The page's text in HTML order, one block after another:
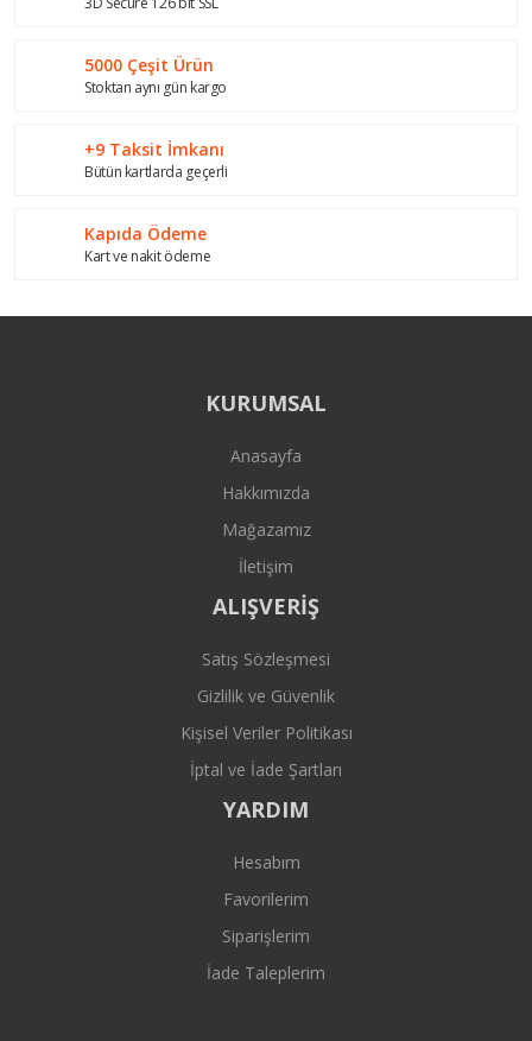
Bu ürüne benzer farklı alternatifler olmalı.
5000 Çeşit Ürün
Stoktan aynı gün kargo
+9 Taksit İmkanı
Bütün kartlarda geçerli
Kapıda Ödeme
Kart ve nakit ödeme
KURUMSAL
Anasayfa
Hakkımızda
Mağazamız
İletişim
ALIŞVERİŞ
Satış Sözleşmesi
Gizlilik ve Güvenlik
Kişisel Veriler Politikası
İptal ve İade Şartları
YARDIM
Hesabım
Favorilerim
Siparişlerim
İade Taleplerim